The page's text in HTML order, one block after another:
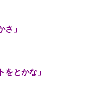
」
とかな」